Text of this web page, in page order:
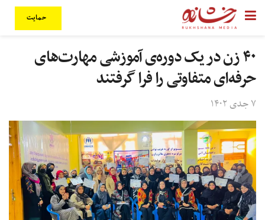
حمایت
۴۰ زن در یک دوره‌ی آموزشی مهارت‌های
حرفه‌ای متفاوتی را فرا گرفتند
۷ جدی ۱۴۰۲